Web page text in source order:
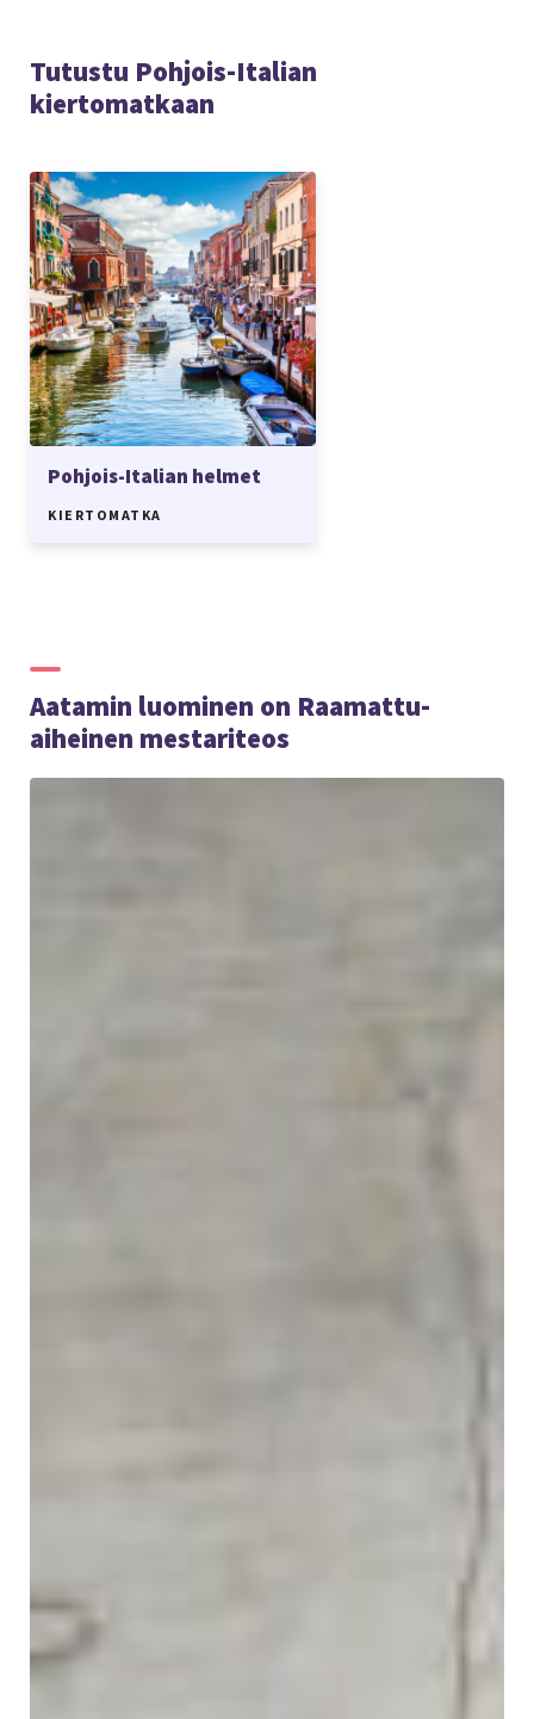
Tutustu Pohjois-Italian
kiertomatkaan
Pohjois-Italian helmet
KIERTOMATKA
Aatamin luominen on Raamattu-
aiheinen mestariteos